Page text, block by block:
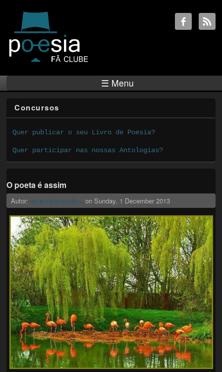
☰ Menu
Concursos
Quer publicar o seu Livro de Poesia?
Quer participar nas nossas Antologias?
O poeta é assim
Autor:conceição corde... on Sunday, 1 December 2013